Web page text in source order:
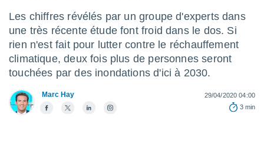
des
Vous
Les chiffres révélés par un groupe d'experts dans
une très récente étude font froid dans le dos. Si
rien n'est fait pour lutter contre le réchauffement
climatique, deux fois plus de personnes seront
touchées par des inondations d'ici à 2030.
Marc Hay
29/04/2020 04:00
3 min